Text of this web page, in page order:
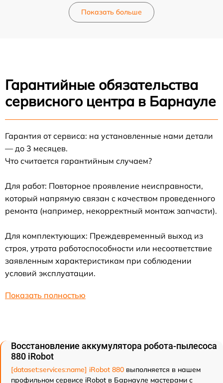
Показать больше
Гарантийные обязательства
сервисного центра в Барнауле
Гарантия от сервиса: на установленные нами детали
— до 3 месяцев.
Что считается гарантийным случаем?
Для работ: Повторное проявление неисправности,
который напрямую связан с качеством проведенного
ремонта (например, некорректный монтаж запчасти).
Для комплектующих: Преждевременный выход из
строя, утрата работоспособности или несоответствие
заявленным характеристикам при соблюдении
условий эксплуатации.
Показать полностью
Восстановление аккумулятора робота-пылесоса
880 iRobot
[dataset:services:name] iRobot 880 выполняется в нашем
профильном сервисе iRobot в Барнауле мастерами с